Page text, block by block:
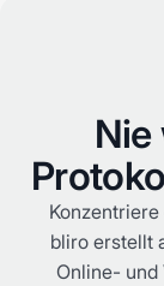
bliro erstellt
Online- und